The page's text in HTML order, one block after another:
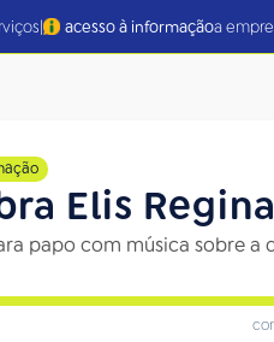
| acesso à informaçãoa
Elis
papo com música sobre a